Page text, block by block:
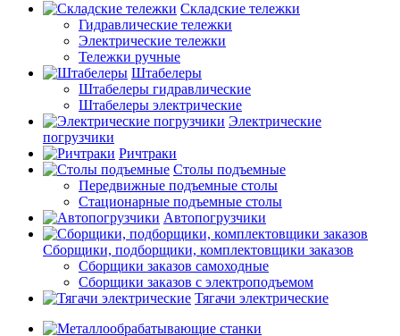
Складские тележки
Гидравлические тележки
Электрические тележки
Тележки ручные
Штабелеры
Штабелеры гидравлические
Штабелеры электрические
Электрические
погрузчики
Ричтраки
Столы подъемные
Передвижные подъемные столы
Стационарные подъемные столы
Автопогрузчики
Сборщики, подборщики, комплектовщики заказов
Сборщики заказов самоходные
Сборщики заказов с электроподъемом
Тягачи электрические